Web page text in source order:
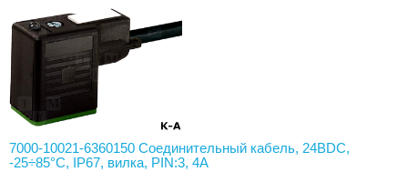
7000-10021-6360150 Соединительный кабель, 24ВDC,
-25÷85°C, IP67, вилка, PIN:3, 4А